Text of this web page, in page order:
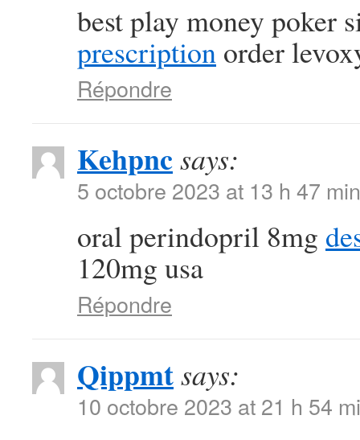
best play money poker
prescription order
Répondre
Kehpncsays:
5 octobre 2023 at 13 h 47 min
oral perindopril 8mg
120mg usa
Répondre
Qippmtsays:
10 octobre 2023 at 21 h 54